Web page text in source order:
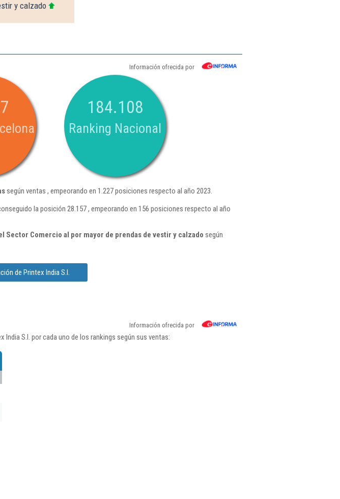
y calzado
Información ofrecida por
184.108
Ranking Nacional
según ventas , empeorando en 1.227 posiciones respecto al año 2023.
la posición 28.157 , empeorando en 156 posiciones respecto al año
Sector Comercio al por mayor de prendas de vestir y calzado según
de Printex India S.l.
Información ofrecida por
S.l. por cada uno de los rankings según sus ventas: